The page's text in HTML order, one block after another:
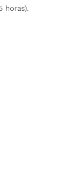
horas).